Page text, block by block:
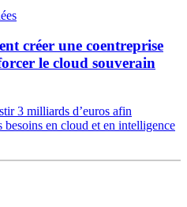
créer une coentreprise
le cloud souverain
3 milliards d’euros afin
besoins en cloud et en intelligence